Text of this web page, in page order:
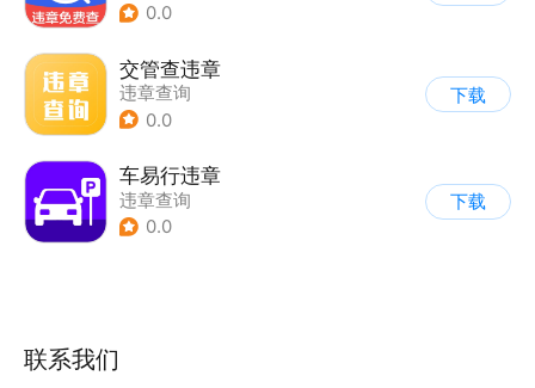
0.0
交管查违章
违章查询
0.0
下载
车易行违章
违章查询
0.0
下载
联系我们